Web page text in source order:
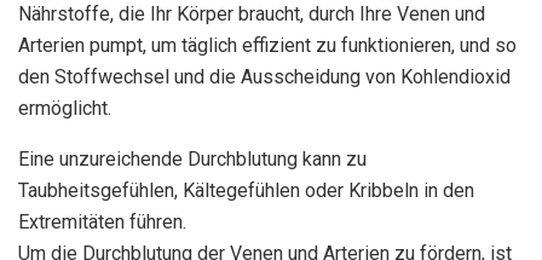
Nährstoffe, die Ihr Körper braucht, durch Ihre Venen und
Arterien pumpt, um täglich effizient zu funktionieren, und so
den Stoffwechsel und die Ausscheidung von Kohlendioxid
ermöglicht.
Eine unzureichende Durchblutung kann zu
Taubheitsgefühlen, Kältegefühlen oder Kribbeln in den
Extremitäten führen.
Um die Durchblutung der Venen und Arterien zu fördern, ist